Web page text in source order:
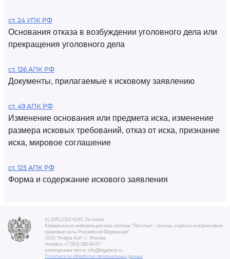
ст. 24 УПК РФ
Основания отказа в возбуждении уголовного дела или
прекращения уголовного дела
ст. 126 АПК РФ
Документы, прилагаемые к исковому заявлению
ст. 49 АПК РФ
Изменение основания или предмета иска, изменение
размера исковых требований, отказ от иска, признание
иска, мировое соглашение
ст. 125 АПК РФ
Форма и содержание искового заявления
(c) 2015-2026 ЮИС Легалакт
Юридическая информационная система "Легалакт - законы, кодексы и нормативно-
правовые акты Российской Федерации"
ООО "Инфра-Бит", г. Москва.
телефон +7 (910) 050-65-67
электронная почта: info@legalacts.ru
Политика по обработке персональных данных